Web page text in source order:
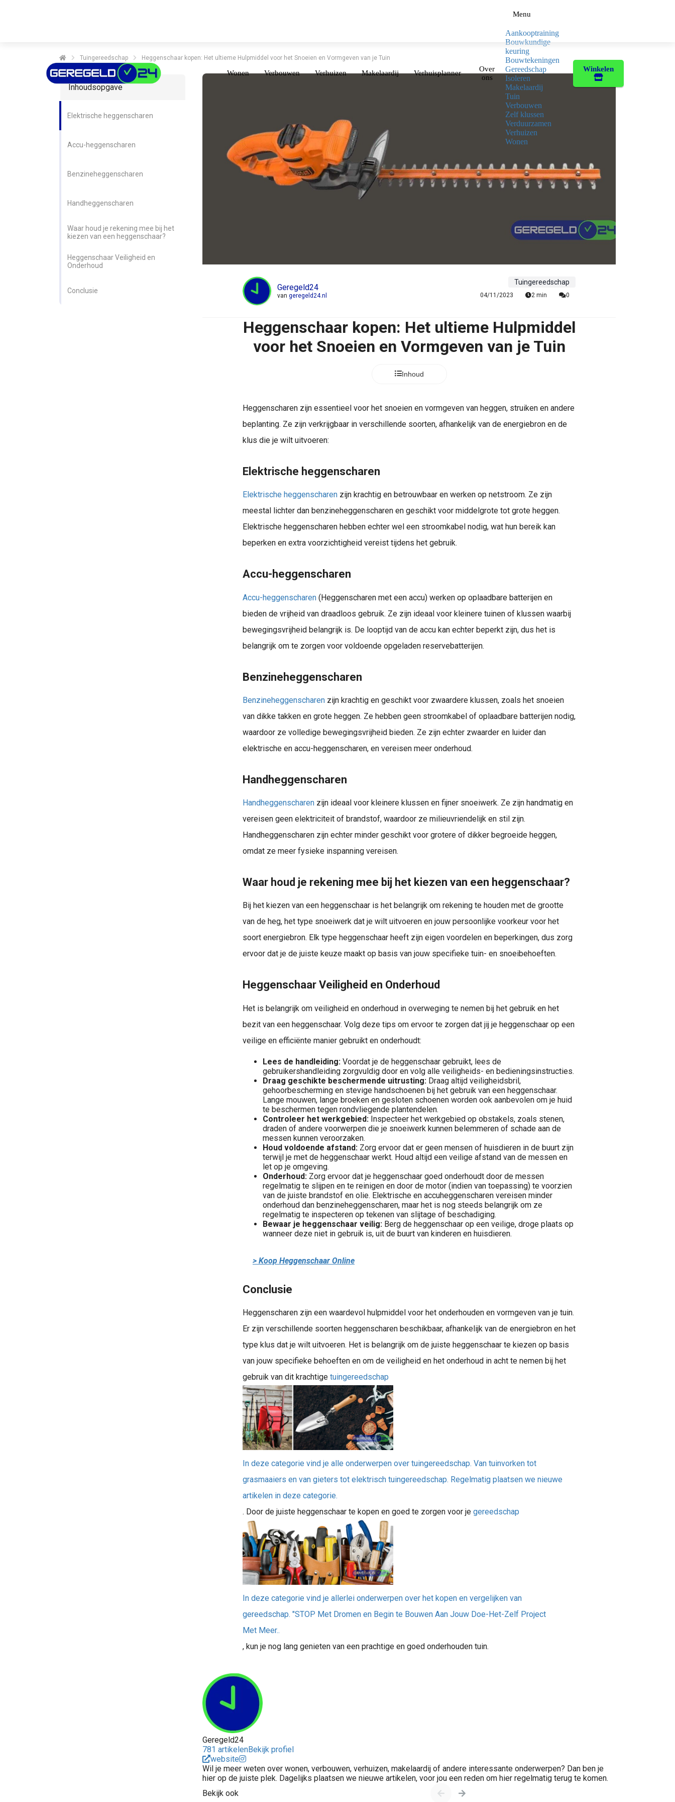
Wonen Verbouwen Verhuizen Makelaardij Verhuisplanner
Over
ons
Menu
Aankooptraining
Bouwkundige
keuring
Bouwtekeningen
Gereedschap
Isoleren
Makelaardij
Tuin
Verbouwen
Zelf klussen
Verduurzamen
Verhuizen
Wonen
Winkelen
Tuingereedschap Heggenschaar kopen: Het ultieme Hulpmiddel voor het Snoeien en Vormgeven van je Tuin
Inhoudsopgave
Elektrische heggenscharen
Accu-heggenscharen
Benzineheggenscharen
Handheggenscharen
Waar houd je rekening mee bij het
kiezen van een heggenschaar?
Heggenschaar Veiligheid en
Onderhoud
Conclusie Geregeld24
van geregeld24.nl
Tuingereedschap
04/11/2023 2 min 0
Heggenschaar kopen: Het ultieme Hulpmiddel
voor het Snoeien en Vormgeven van je Tuin
Inhoud
Heggenscharen zijn essentieel voor het snoeien en vormgeven van heggen, struiken en andere
beplanting. Ze zijn verkrijgbaar in verschillende soorten, afhankelijk van de energiebron en de
klus die je wilt uitvoeren:
Elektrische heggenscharen
Elektrische heggenscharen zijn krachtig en betrouwbaar en werken op netstroom. Ze zijn
meestal lichter dan benzineheggenscharen en geschikt voor middelgrote tot grote heggen.
Elektrische heggenscharen hebben echter wel een stroomkabel nodig, wat hun bereik kan
beperken en extra voorzichtigheid vereist tijdens het gebruik.
Accu-heggenscharen
Accu-heggenscharen (Heggenscharen met een accu) werken op oplaadbare batterijen en
bieden de vrijheid van draadloos gebruik. Ze zijn ideaal voor kleinere tuinen of klussen waarbij
bewegingsvrijheid belangrijk is. De looptijd van de accu kan echter beperkt zijn, dus het is
belangrijk om te zorgen voor voldoende opgeladen reservebatterijen.
Benzineheggenscharen
Benzineheggenscharen zijn krachtig en geschikt voor zwaardere klussen, zoals het snoeien
van dikke takken en grote heggen. Ze hebben geen stroomkabel of oplaadbare batterijen nodig,
waardoor ze volledige bewegingsvrijheid bieden. Ze zijn echter zwaarder en luider dan
elektrische en accu-heggenscharen, en vereisen meer onderhoud.
Handheggenscharen
Handheggenscharen zijn ideaal voor kleinere klussen en fijner snoeiwerk. Ze zijn handmatig en
vereisen geen elektriciteit of brandstof, waardoor ze milieuvriendelijk en stil zijn.
Handheggenscharen zijn echter minder geschikt voor grotere of dikker begroeide heggen,
omdat ze meer fysieke inspanning vereisen.
Waar houd je rekening mee bij het kiezen van een heggenschaar?
Bij het kiezen van een heggenschaar is het belangrijk om rekening te houden met de grootte
van de heg, het type snoeiwerk dat je wilt uitvoeren en jouw persoonlijke voorkeur voor het
soort energiebron. Elk type heggenschaar heeft zijn eigen voordelen en beperkingen, dus zorg
ervoor dat je de juiste keuze maakt op basis van jouw specifieke tuin- en snoeibehoeften.
Heggenschaar Veiligheid en Onderhoud
Het is belangrijk om veiligheid en onderhoud in overweging te nemen bij het gebruik en het
bezit van een heggenschaar. Volg deze tips om ervoor te zorgen dat jij je heggenschaar op een
veilige en efficiënte manier gebruikt en onderhoudt:
Lees de handleiding: Voordat je de heggenschaar gebruikt, lees de
gebruikershandleiding zorgvuldig door en volg alle veiligheids- en bedieningsinstructies.
Draag geschikte beschermende uitrusting: Draag altijd veiligheidsbril,
gehoorbescherming en stevige handschoenen bij het gebruik van een heggenschaar.
Lange mouwen, lange broeken en gesloten schoenen worden ook aanbevolen om je huid
te beschermen tegen rondvliegende plantendelen.
Controleer het werkgebied: Inspecteer het werkgebied op obstakels, zoals stenen,
draden of andere voorwerpen die je snoeiwerk kunnen belemmeren of schade aan de
messen kunnen veroorzaken.
Houd voldoende afstand: Zorg ervoor dat er geen mensen of huisdieren in de buurt zijn
terwijl je met de heggenschaar werkt. Houd altijd een veilige afstand van de messen en
let op je omgeving.
Onderhoud: Zorg ervoor dat je heggenschaar goed onderhoudt door de messen
regelmatig te slijpen en te reinigen en door de motor (indien van toepassing) te voorzien
van de juiste brandstof en olie. Elektrische en accuheggenscharen vereisen minder
onderhoud dan benzineheggenscharen, maar het is nog steeds belangrijk om ze
regelmatig te inspecteren op tekenen van slijtage of beschadiging.
Bewaar je heggenschaar veilig: Berg de heggenschaar op een veilige, droge plaats op
wanneer deze niet in gebruik is, uit de buurt van kinderen en huisdieren.
> Koop Heggenschaar Online
Conclusie
Heggenscharen zijn een waardevol hulpmiddel voor het onderhouden en vormgeven van je tuin.
Er zijn verschillende soorten heggenscharen beschikbaar, afhankelijk van de energiebron en het
type klus dat je wilt uitvoeren. Het is belangrijk om de juiste heggenschaar te kiezen op basis
van jouw specifieke behoeften en om de veiligheid en het onderhoud in acht te nemen bij het
gebruik van dit krachtige tuingereedschap
In deze categorie vind je alle onderwerpen over tuingereedschap. Van tuinvorken tot
grasmaaiers en van gieters tot elektrisch tuingereedschap. Regelmatig plaatsen we nieuwe
artikelen in deze categorie.
. Door de juiste heggenschaar te kopen en goed te zorgen voor je gereedschap
In deze categorie vind je allerlei onderwerpen over het kopen en vergelijken van
gereedschap. "STOP Met Dromen en Begin te Bouwen Aan Jouw Doe-Het-Zelf Project
Met Meer..
, kun je nog lang genieten van een prachtige en goed onderhouden tuin.
Geregeld24
781 artikelenBekijk profiel
website
Wil je meer weten over wonen, verbouwen, verhuizen, makelaardij of andere interessante onderwerpen? Dan ben je
hier op de juiste plek. Dagelijks plaatsen we nieuwe artikelen, voor jou een reden om hier regelmatig terug te komen.
Bekijk ook